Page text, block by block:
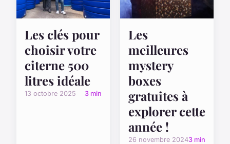
Les clés pour
choisir votre
citerne 500
litres idéale
13 octobre 2025 3 min
Les
meilleures
mystery
boxes
gratuites à
explorer cette
année !
26 novembre 20243 min